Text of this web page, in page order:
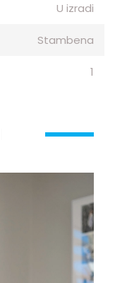
U izradi
Stambena
1